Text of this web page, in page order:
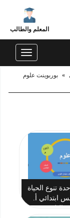
المعلم والطالب
Toggle
» بوربوينت علوم
تنوع الحياة
ابتدائي أ.